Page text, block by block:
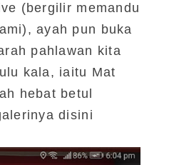
(bergilir memandu
ayah pun buka
pahlawan kita
kala, iaitu Mat
hebat betul
disini